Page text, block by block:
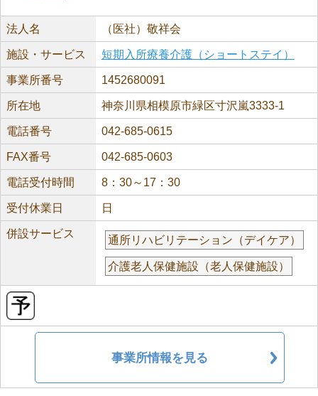
法人名 （医社）敬祥会
施設・サービス 短期入所療養介護（ショートステイ）
事業所番号 1452680091
所在地 神奈川県相模原市緑区寸沢嵐3333-1
電話番号 042-685-0615
FAX番号 042-685-0603
電話受付時間 8：30～17：30
受付休業日 日
併設サービス
通所リハビリテーション（デイケア）
介護老人保健施設（老人保健施設）
事業所情報を見る